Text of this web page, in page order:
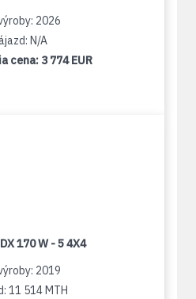
2026
N/A
cena: 3 774 EUR
170 W - 5 4X4
2019
11 514 MTH